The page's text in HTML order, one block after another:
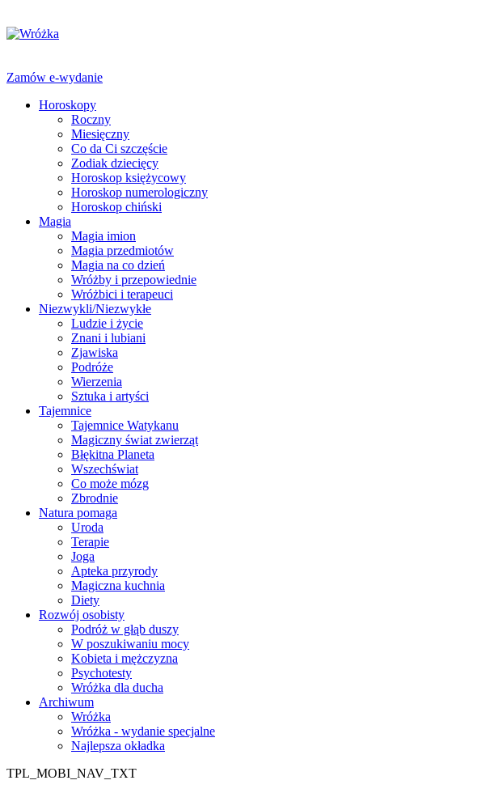
Zamów e-wydanie
Horoskopy
Roczny
Miesięczny
Co da Ci szczęście
Zodiak dziecięcy
Horoskop księżycowy
Horoskop numerologiczny
Horoskop chiński
Magia
Magia imion
Magia przedmiotów
Magia na co dzień
Wróżby i przepowiednie
Wróżbici i terapeuci
Niezwykli/Niezwykłe
Ludzie i życie
Znani i lubiani
Zjawiska
Podróże
Wierzenia
Sztuka i artyści
Tajemnice
Tajemnice Watykanu
Magiczny świat zwierząt
Błękitna Planeta
Wszechświat
Co może mózg
Zbrodnie
Natura pomaga
Uroda
Terapie
Joga
Apteka przyrody
Magiczna kuchnia
Diety
Rozwój osobisty
Podróż w głąb duszy
W poszukiwaniu mocy
Kobieta i mężczyzna
Psychotesty
Wróżka dla ducha
Archiwum
Wróżka
Wróżka - wydanie specjalne
Najlepsza okładka
TPL_MOBI_NAV_TXT